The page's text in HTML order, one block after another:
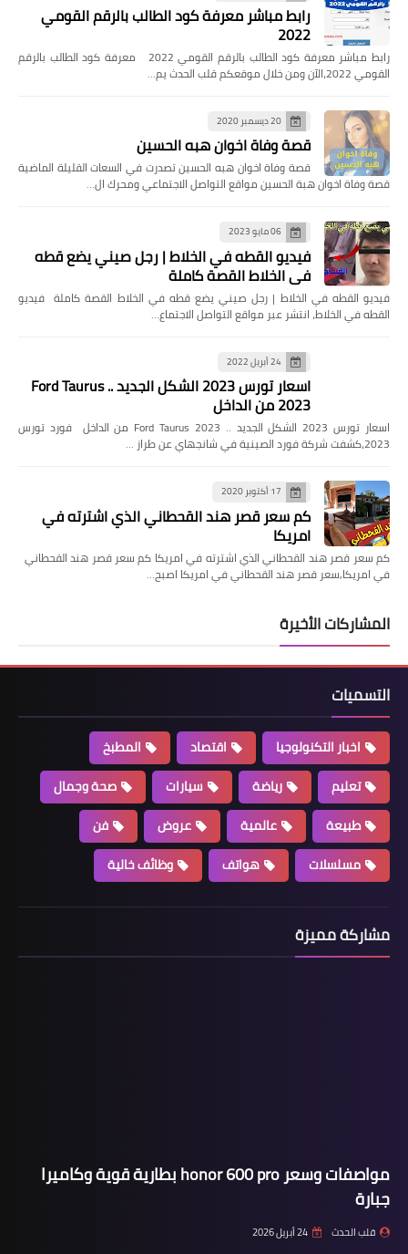
رابط مباشر معرفة كود الطالب بالرقم القومي
2022
رابط مباشر معرفة كود الطالب بالرقم القومي 2022 معرفة كود الطالب بالرقم
القومي 2022،الآن ومن خلال موقعكم قلب الحدث يم…
20 ديسمبر 2020
قصة وفاة اخوان هبه الحسين
قصة وفاة اخوان هبه الحسين تصدرت في السعات القليلة الماضية
قصة وفاة اخوان هبة الحسين مواقع التواصل الاجتماعي ومحرك ال…
06 مايو 2023
فيديو القطه في الخلاط | رجل صيني يضع قطه
في الخلاط القصة كاملة
فيديو القطه في الخلاط | رجل صيني يضع قطه في الخلاط القصة كاملة فيديو
القطه في الخلاط، انتشر عبر مواقع التواصل الاجتماع…
24 أبريل 2022
اسعار تورس 2023 الشكل الجديد .. Ford Taurus
2023 من الداخل
اسعار تورس 2023 الشكل الجديد .. Ford Taurus 2023 من الداخل فورد تورس
2023،كشفت شركة فورد الصينية في شانجهاي عن طراز …
17 أكتوبر 2020
كم سعر قصر هند القحطاني الذي اشترته في
امريكا
كم سعر قصر هند القحطاني الذي اشترته في امريكا كم سعر قصر هند القحطاني
في امريكا,سعر قصر هند القحطاني في امريكا اصبح…
المشاركات الأخيرة
التسميات
اخبار التكنولوجيا اقتصاد
المطبخ
تعليم
رياضة سيارات
صحة وجمال
طبيعة
عالمية عروض
فن
مسلسلات
هواتف وظائف خالية
مشاركة مميزة
مواصفات وسعر honor 600 pro بطارية قوية وكاميرا
جبارة
قلب الحدث 24 أبريل 2026